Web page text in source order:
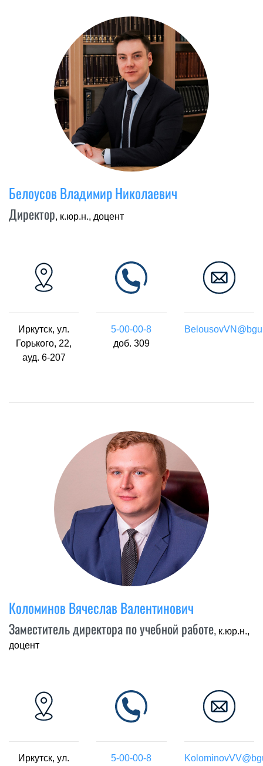
Белоусов Владимир Николаевич
Директор, к.юр.н., доцент
Иркутск, ул.
Горького, 22,
ауд. 6-207
5-00-00-8
доб. 309
Коломинов Вячеслав Валентинович
Заместитель директора по учебной работе, к.юр.н.,
доцент
Иркутск, ул.
5-00-00-8